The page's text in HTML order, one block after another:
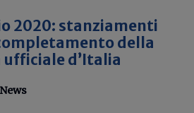
2020: stanziamenti
della
d’Italia